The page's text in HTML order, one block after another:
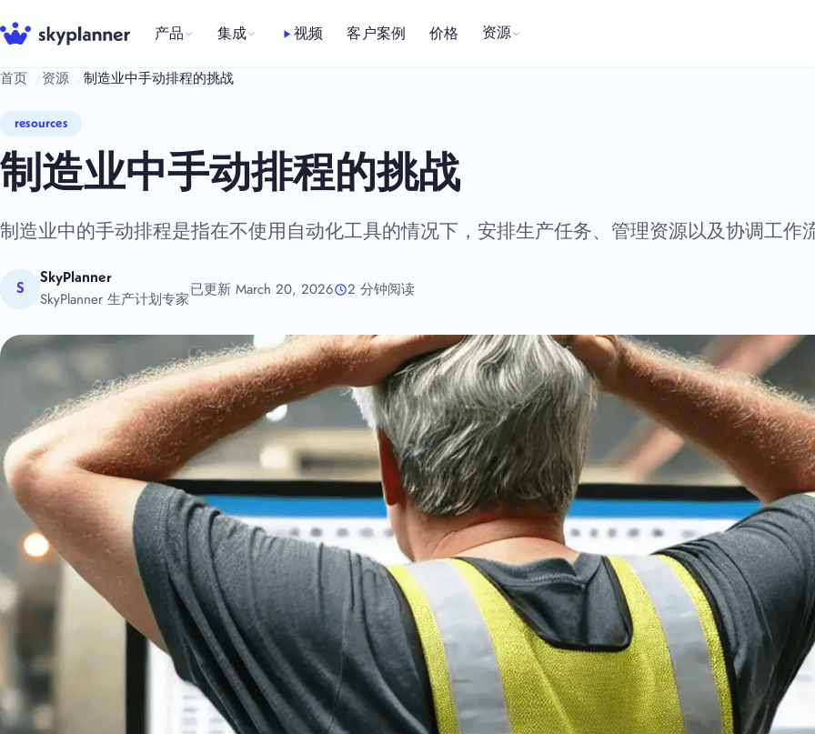
至
内
产品 集成 视频 客户案例 价格 资源
首页 资源 制造业中手动排程的挑战
resources
制造业中手动排程的挑战
制造业中的手动排程是指在不使用自动化工具的情况下，安排生产任务、管理资源以及协调工作
S
SkyPlanner
SkyPlanner 生产计划专家已更新 March 20, 2026 2 分钟阅读